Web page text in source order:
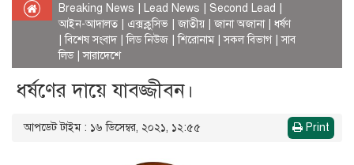
Breaking News Lead News Second Lead
আইন-আদালত
এক্সক্লুসিভ |জাতীয় |জানা অজানা| ধর্ষণ
|বিশেষ সংবাদ|লিড নিউজ |শিরোনাম|সকল বিভাগ|সাব
লিড|সারাদেশে
ধর্ষণের দায়ে যাবজ্জীবন।
আপডেট টাইম : ১৬ ডিসেম্বর, ২০২১, ১২:৫৫ Print